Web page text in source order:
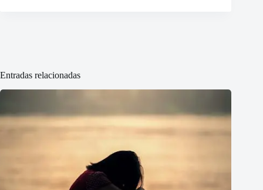
Entradas relacionadas